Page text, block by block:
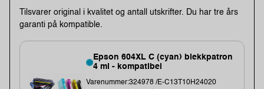
Tilsvarer original i kvalitet og antall utskrifter. Du har tre års
garanti på kompatible.
Epson 604XL C (cyan) blekkpatron
4 ml - kompatibel
Varenummer:324978 /E-C13T10H24020